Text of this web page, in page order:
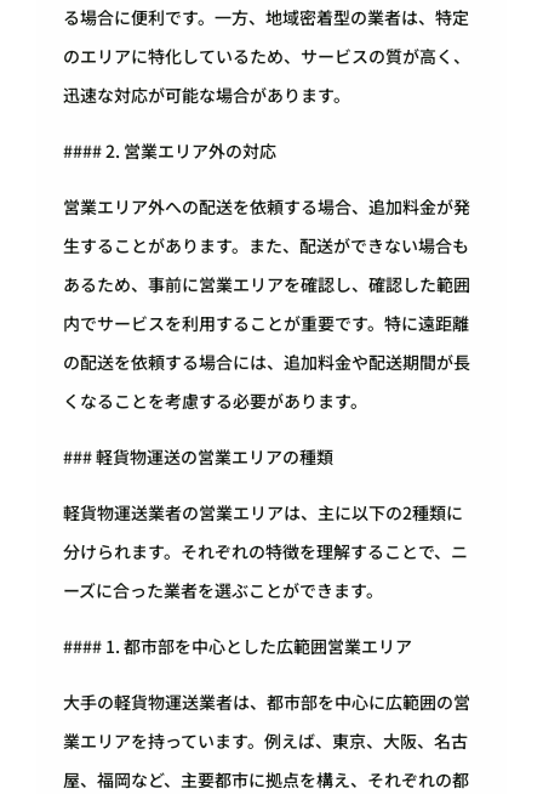
る場合に便利です。一方、地域密着型の業者は、特定
のエリアに特化しているため、サービスの質が高く、
迅速な対応が可能な場合があります。
#### 2. 営業エリア外の対応
営業エリア外への配送を依頼する場合、追加料金が発
生することがあります。また、配送ができない場合も
あるため、事前に営業エリアを確認し、確認した範囲
内でサービスを利用することが重要です。特に遠距離
の配送を依頼する場合には、追加料金や配送期間が長
くなることを考慮する必要があります。
### 軽貨物運送の営業エリアの種類
軽貨物運送業者の営業エリアは、主に以下の2種類に
分けられます。それぞれの特徴を理解することで、ニ
ーズに合った業者を選ぶことができます。
#### 1. 都市部を中心とした広範囲営業エリア
大手の軽貨物運送業者は、都市部を中心に広範囲の営
業エリアを持っています。例えば、東京、大阪、名古
屋、福岡など、主要都市に拠点を構え、それぞれの都